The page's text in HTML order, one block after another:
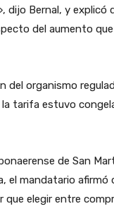
dijo Bernal, y
del aumento
del organismo
tarifa estuvo
de San
el mandatario
que elegir entre